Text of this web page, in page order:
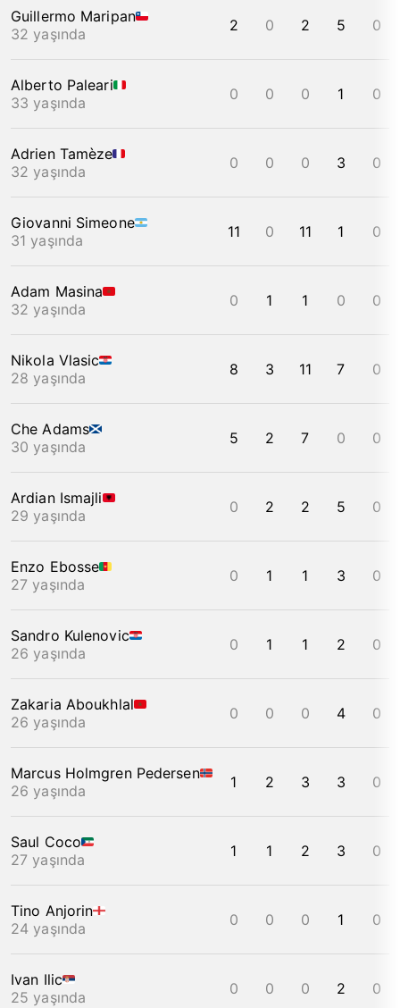
Guillermo Maripan
32 yaşında
2 0 2 5 0
Alberto Paleari
33 yaşında
0 0 0 1 0
Adrien Tamèze
32 yaşında
0 0 0 3 0
Giovanni Simeone
31 yaşında
11 0 11 1 0
Adam Masina
32 yaşında
0 1 1 0 0
Nikola Vlasic
28 yaşında
8 3 11 7 0
Che Adams
30 yaşında
5 2 7 0 0
Ardian Ismajli
29 yaşında
0 2 2 5 0
Enzo Ebosse
27 yaşında
0 1 1 3 0
Sandro Kulenovic
26 yaşında
0 1 1 2 0
Zakaria Aboukhlal
26 yaşında
0 0 0 4 0
Marcus Holmgren Pedersen
26 yaşında
1 2 3 3 0
Saul Coco
27 yaşında
1 1 2 3 0
Tino Anjorin
24 yaşında
0 0 0 1 0
Ivan Ilic
25 yaşında
0 0 0 2 0